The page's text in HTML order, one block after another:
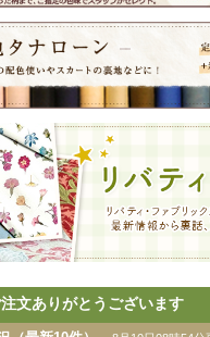
文ありがとうございます